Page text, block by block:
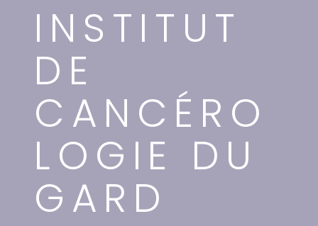
INSTITUT
DE
CANCÉRO
LOGIE DU
GARD